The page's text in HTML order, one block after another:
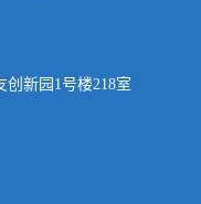
新园1号楼218室